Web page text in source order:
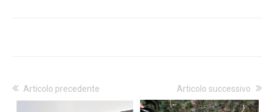
Articolo precedente Articolo successivo